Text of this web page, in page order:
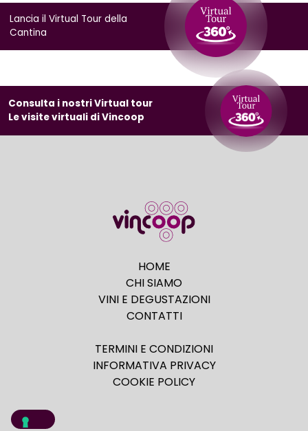
Lancia il Virtual Tour della
Cantina
Consulta i nostri Virtual tour
Le visite virtuali di Vincoop
HOME
CHI SIAMO
VINI E DEGUSTAZIONI
CONTATTI
TERMINI E CONDIZIONI
INFORMATIVA PRIVACY
COOKIE POLICY